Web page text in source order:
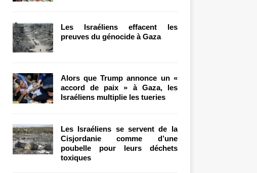
Les Israéliens effacent les
preuves du génocide à Gaza
Alors que Trump annonce un «
accord de paix » à Gaza, les
Israéliens multiplie les tueries
Les Israéliens se servent de la
Cisjordanie comme d’une
poubelle pour leurs déchets
toxiques